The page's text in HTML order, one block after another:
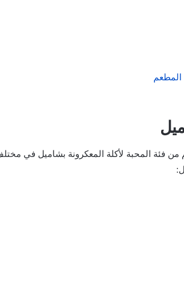
المحبة لأكلة المعكرونة بشاميل في مختلف